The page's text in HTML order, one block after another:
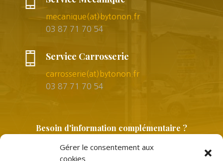
Gérer le consentement aux
cookies
mecanique(at)bytonon.fr
03 87 71 70 54
Service Carrosserie
carrosserie(at)bytonon.fr
03 87 71 70 54
Besoin d'information complémentaire ?